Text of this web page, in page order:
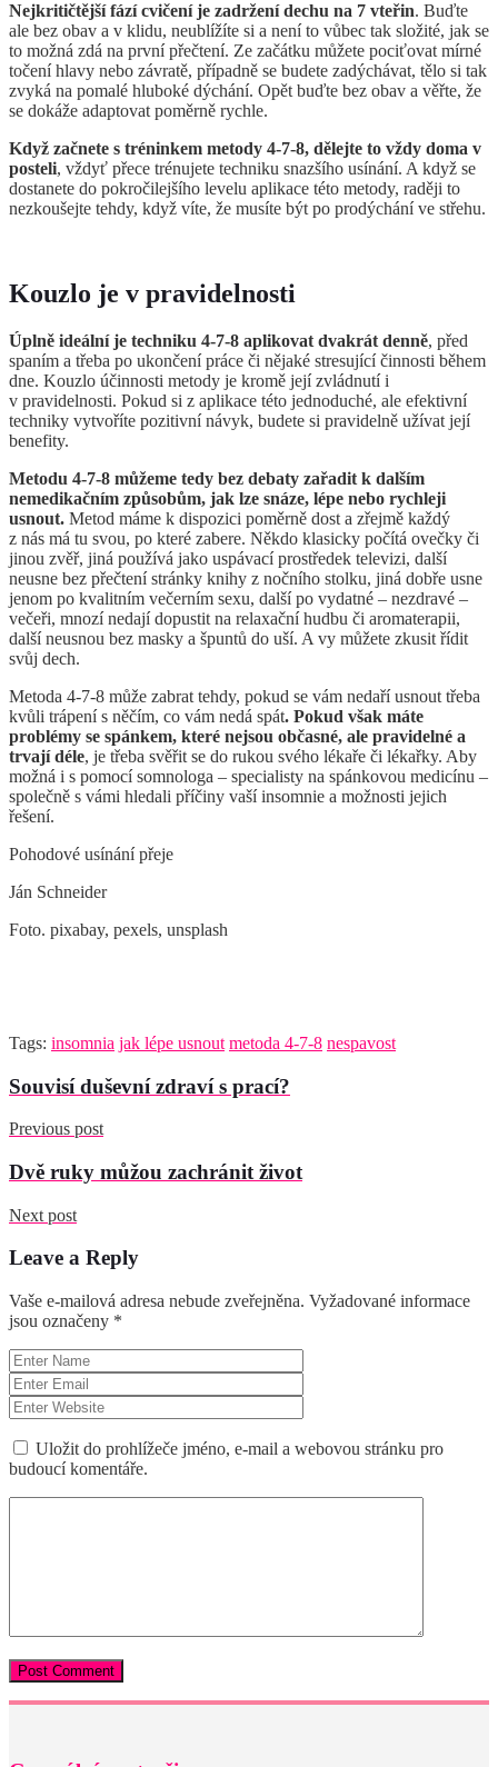
Nejkritičtější fází cvičení je zadržení dechu na 7 vteřin. Buďte
ale bez obav a v klidu, neublížíte si a není to vůbec tak složité, jak se
to možná zdá na první přečtení. Ze začátku můžete pociťovat mírné
točení hlavy nebo závratě, případně se budete zadýchávat, tělo si tak
zvyká na pomalé hluboké dýchání. Opět buďte bez obav a věřte, že
se dokáže adaptovat poměrně rychle.
Když začnete s tréninkem metody 4-7-8, dělejte to vždy doma v
posteli, vždyť přece trénujete techniku ​​snazšího usínání. A když se
dostanete do pokročilejšího levelu aplikace této metody, raději to
nezkoušejte tehdy, když víte, že musíte být po prodýchání ve střehu.
Kouzlo je v pravidelnosti
Úplně ideální je techniku 4-7-8 aplikovat dvakrát denně, před
spaním a třeba po ukončení práce či nějaké stresující činnosti během
dne. Kouzlo účinnosti metody je kromě její zvládnutí i
v pravidelnosti. Pokud si z aplikace této jednoduché, ale efektivní
techniky vytvoříte pozitivní návyk, budete si pravidelně užívat její
benefity.
Metodu 4-7-8 můžeme tedy bez debaty zařadit k dalším
nemedikačním způsobům, jak lze snáze, lépe nebo rychleji
usnout. Metod máme k dispozici poměrně dost a zřejmě každý
z nás má tu svou, po které zabere. Někdo klasicky počítá ovečky či
jinou zvěř, jiná používá jako uspávací prostředek televizi, další
neusne bez přečtení stránky knihy z nočního stolku, jiná dobře usne
jenom po kvalitním večerním sexu, další po vydatné – nezdravé –
večeři, mnozí nedají dopustit na relaxační hudbu či aromaterapii,
další neusnou bez masky a špuntů do uší. A vy můžete zkusit řídit
svůj dech.
Metoda 4-7-8 může zabrat tehdy, pokud se vám nedaří usnout třeba
kvůli trápení s něčím, co vám nedá spát. Pokud však máte
problémy se spánkem, které nejsou občasné, ale pravidelné a
trvají déle, je třeba svěřit se do rukou svého lékaře či lékařky. Aby
možná i s pomocí somnologa – specialisty na spánkovou medicínu –
společně s vámi hledali příčiny vaší insomnie a možnosti jejich
řešení.
Pohodové usínání přeje
Ján Schneider
Foto. pixabay, pexels, unsplash
Tags: insomnia jak lépe usnout metoda 4-7-8 nespavost
Souvisí duševní zdraví s prací?
Previous post
Dvě ruky můžou zachránit život
Next post
Leave a Reply
Vaše e-mailová adresa nebude zveřejněna. Vyžadované informace
jsou označeny *
Uložit do prohlížeče jméno, e-mail a webovou stránku pro
budoucí komentáře.